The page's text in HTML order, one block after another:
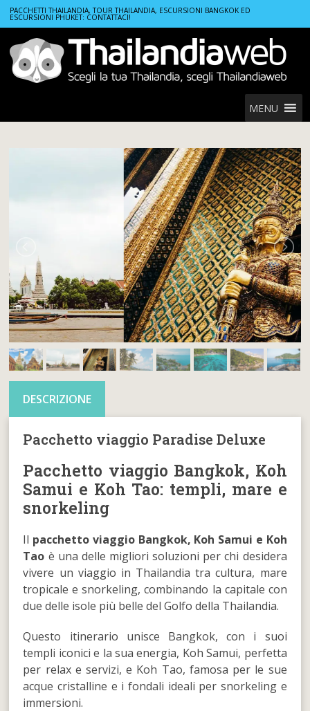
PACCHETTI THAILANDIA, TOUR THAILANDIA, ESCURSIONI BANGKOK ED
ESCURSIONI PHUKET: CONTATTACI!
MENU
Home Tours Pacchetto viaggio Paradise Deluxe
DESCRIZIONE
Pacchetto viaggio Paradise Deluxe
Pacchetto viaggio Bangkok, Koh
Samui e Koh Tao: templi, mare e
snorkeling
Il pacchetto viaggio Bangkok, Koh Samui e Koh
Tao è una delle migliori soluzioni per chi desidera
vivere un viaggio in Thailandia tra cultura, mare
tropicale e snorkeling, combinando la capitale con
due delle isole più belle del Golfo della Thailandia.
Questo itinerario unisce Bangkok, con i suoi
templi iconici e la sua energia, Koh Samui, perfetta
per relax e servizi, e Koh Tao, famosa per le sue
acque cristalline e i fondali ideali per snorkeling e
immersioni.